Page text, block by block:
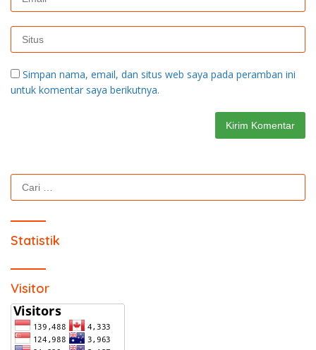
Simpan nama, email, dan situs web saya pada peramban ini
untuk komentar saya berikutnya.
Cari
untuk:
Statistik
Visitor